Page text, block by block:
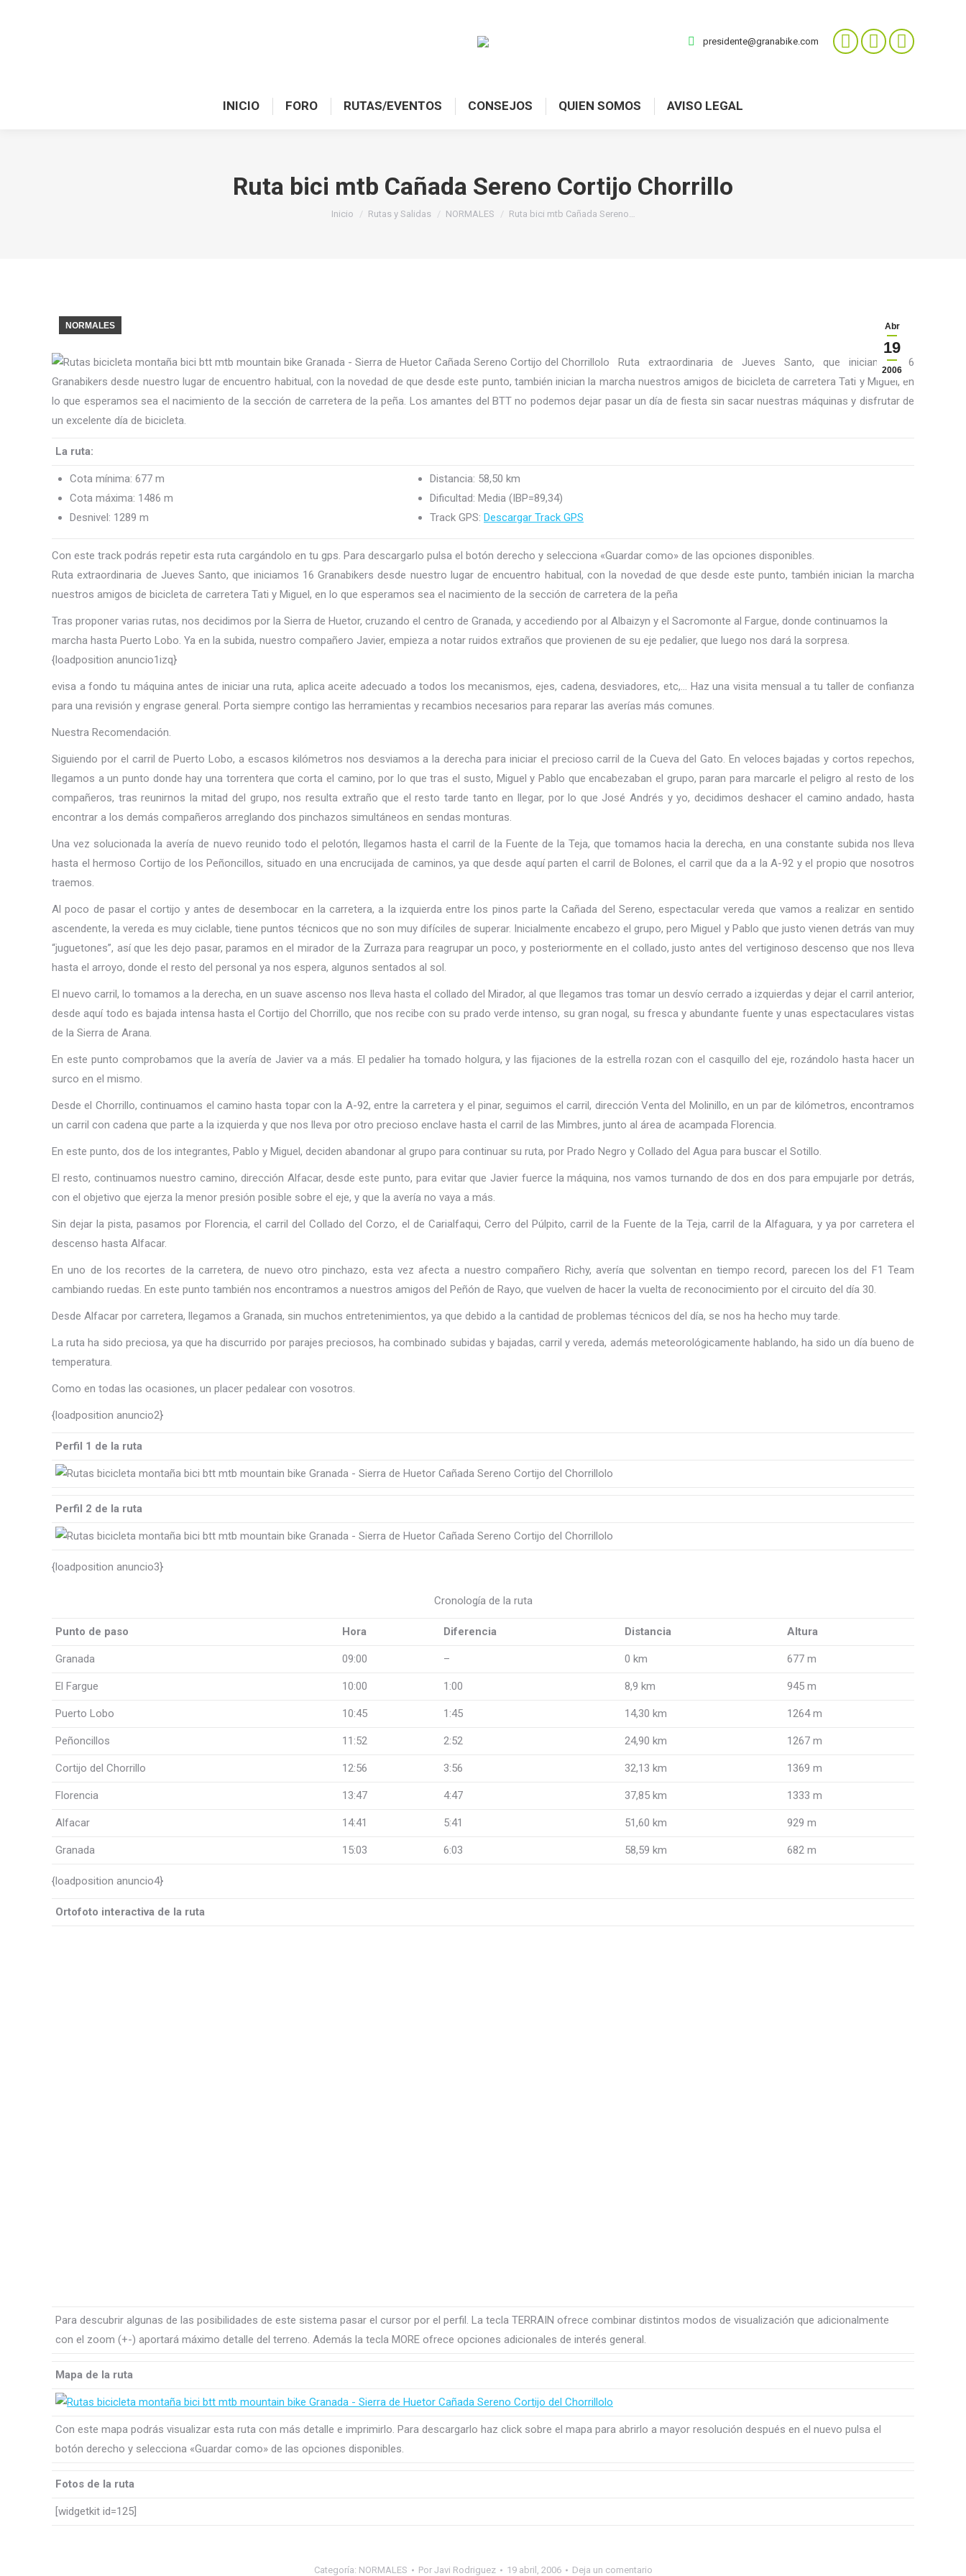
presidente@granabike.com
INICIO FORO RUTAS/EVENTOS CONSEJOS QUIEN SOMOS AVISO LEGAL
Ruta bici mtb Cañada Sereno Cortijo Chorrillo
Estás aquí:
Inicio Rutas y Salidas NORMALES Ruta bici mtb Cañada Sereno…
Abr
19
2006
NORMALES
Ruta extraordinaria de Jueves Santo, que iniciamos 16
Granabikers desde nuestro lugar de encuentro habitual, con la novedad de que desde este punto, también inician la marcha nuestros amigos de bicicleta de carretera Tati y Miguel, en
lo que esperamos sea el nacimiento de la sección de carretera de la peña. Los amantes del BTT no podemos dejar pasar un día de fiesta sin sacar nuestras máquinas y disfrutar de
un excelente día de bicicleta.
La ruta:
Cota mínima: 677 m
Cota máxima: 1486 m
Desnivel: 1289 m
Distancia: 58,50 km
Dificultad: Media (IBP=89,34)
Track GPS: Descargar Track GPS
Con este track podrás repetir esta ruta cargándolo en tu gps. Para descargarlo pulsa el botón derecho y selecciona «Guardar como» de las opciones disponibles.
Ruta extraordinaria de Jueves Santo, que iniciamos 16 Granabikers desde nuestro lugar de encuentro habitual, con la novedad de que desde este punto, también inician la marcha
nuestros amigos de bicicleta de carretera Tati y Miguel, en lo que esperamos sea el nacimiento de la sección de carretera de la peña
Tras proponer varias rutas, nos decidimos por la Sierra de Huetor, cruzando el centro de Granada, y accediendo por al Albaizyn y el Sacromonte al Fargue, donde continuamos la
marcha hasta Puerto Lobo. Ya en la subida, nuestro compañero Javier, empieza a notar ruidos extraños que provienen de su eje pedalier, que luego nos dará la sorpresa.
{loadposition anuncio1izq}
evisa a fondo tu máquina antes de iniciar una ruta, aplica aceite adecuado a todos los mecanismos, ejes, cadena, desviadores, etc,… Haz una visita mensual a tu taller de confianza
para una revisión y engrase general. Porta siempre contigo las herramientas y recambios necesarios para reparar las averías más comunes.
Nuestra Recomendación.
Siguiendo por el carril de Puerto Lobo, a escasos kilómetros nos desviamos a la derecha para iniciar el precioso carril de la Cueva del Gato. En veloces bajadas y cortos repechos,
llegamos a un punto donde hay una torrentera que corta el camino, por lo que tras el susto, Miguel y Pablo que encabezaban el grupo, paran para marcarle el peligro al resto de los
compañeros, tras reunirnos la mitad del grupo, nos resulta extraño que el resto tarde tanto en llegar, por lo que José Andrés y yo, decidimos deshacer el camino andado, hasta
encontrar a los demás compañeros arreglando dos pinchazos simultáneos en sendas monturas.
Una vez solucionada la avería de nuevo reunido todo el pelotón, llegamos hasta el carril de la Fuente de la Teja, que tomamos hacia la derecha, en una constante subida nos lleva
hasta el hermoso Cortijo de los Peñoncillos, situado en una encrucijada de caminos, ya que desde aquí parten el carril de Bolones, el carril que da a la A-92 y el propio que nosotros
traemos.
Al poco de pasar el cortijo y antes de desembocar en la carretera, a la izquierda entre los pinos parte la Cañada del Sereno, espectacular vereda que vamos a realizar en sentido
ascendente, la vereda es muy ciclable, tiene puntos técnicos que no son muy difíciles de superar. Inicialmente encabezo el grupo, pero Miguel y Pablo que justo vienen detrás van muy
“juguetones”, así que les dejo pasar, paramos en el mirador de la Zurraza para reagrupar un poco, y posteriormente en el collado, justo antes del vertiginoso descenso que nos lleva
hasta el arroyo, donde el resto del personal ya nos espera, algunos sentados al sol.
El nuevo carril, lo tomamos a la derecha, en un suave ascenso nos lleva hasta el collado del Mirador, al que llegamos tras tomar un desvío cerrado a izquierdas y dejar el carril anterior,
desde aquí todo es bajada intensa hasta el Cortijo del Chorrillo, que nos recibe con su prado verde intenso, su gran nogal, su fresca y abundante fuente y unas espectaculares vistas
de la Sierra de Arana.
En este punto comprobamos que la avería de Javier va a más. El pedalier ha tomado holgura, y las fijaciones de la estrella rozan con el casquillo del eje, rozándolo hasta hacer un
surco en el mismo.
Desde el Chorrillo, continuamos el camino hasta topar con la A-92, entre la carretera y el pinar, seguimos el carril, dirección Venta del Molinillo, en un par de kilómetros, encontramos
un carril con cadena que parte a la izquierda y que nos lleva por otro precioso enclave hasta el carril de las Mimbres, junto al área de acampada Florencia.
En este punto, dos de los integrantes, Pablo y Miguel, deciden abandonar al grupo para continuar su ruta, por Prado Negro y Collado del Agua para buscar el Sotillo.
El resto, continuamos nuestro camino, dirección Alfacar, desde este punto, para evitar que Javier fuerce la máquina, nos vamos turnando de dos en dos para empujarle por detrás,
con el objetivo que ejerza la menor presión posible sobre el eje, y que la avería no vaya a más.
Sin dejar la pista, pasamos por Florencia, el carril del Collado del Corzo, el de Carialfaqui, Cerro del Púlpito, carril de la Fuente de la Teja, carril de la Alfaguara, y ya por carretera el
descenso hasta Alfacar.
En uno de los recortes de la carretera, de nuevo otro pinchazo, esta vez afecta a nuestro compañero Richy, avería que solventan en tiempo record, parecen los del F1 Team
cambiando ruedas. En este punto también nos encontramos a nuestros amigos del Peñón de Rayo, que vuelven de hacer la vuelta de reconocimiento por el circuito del día 30.
Desde Alfacar por carretera, llegamos a Granada, sin muchos entretenimientos, ya que debido a la cantidad de problemas técnicos del día, se nos ha hecho muy tarde.
La ruta ha sido preciosa, ya que ha discurrido por parajes preciosos, ha combinado subidas y bajadas, carril y vereda, además meteorológicamente hablando, ha sido un día bueno de
temperatura.
Como en todas las ocasiones, un placer pedalear con vosotros.
{loadposition anuncio2}
Perfil 1 de la ruta
Perfil 2 de la ruta
{loadposition anuncio3}
Cronología de la ruta
Punto de paso Hora Diferencia Distancia Altura
Granada 09:00 – 0 km 677 m
El Fargue 10:00 1:00 8,9 km 945 m
Puerto Lobo 10:45 1:45 14,30 km 1264 m
Peñoncillos 11:52 2:52 24,90 km 1267 m
Cortijo del Chorrillo 12:56 3:56 32,13 km 1369 m
Florencia 13:47 4:47 37,85 km 1333 m
Alfacar 14:41 5:41 51,60 km 929 m
Granada 15:03 6:03 58,59 km 682 m
{loadposition anuncio4}
Ortofoto interactiva de la ruta
Para descubrir algunas de las posibilidades de este sistema pasar el cursor por el perfil. La tecla TERRAIN ofrece combinar distintos modos de visualización que adicionalmente
con el zoom (+-) aportará máximo detalle del terreno. Además la tecla MORE ofrece opciones adicionales de interés general.
Mapa de la ruta
Con este mapa podrás visualizar esta ruta con más detalle e imprimirlo. Para descargarlo haz click sobre el mapa para abrirlo a mayor resolución después en el nuevo pulsa el
botón derecho y selecciona «Guardar como» de las opciones disponibles.
Fotos de la ruta
[widgetkit id=125]
Categoría: NORMALES Por Javi Rodriguez 19 abril, 2006 Deja un comentario